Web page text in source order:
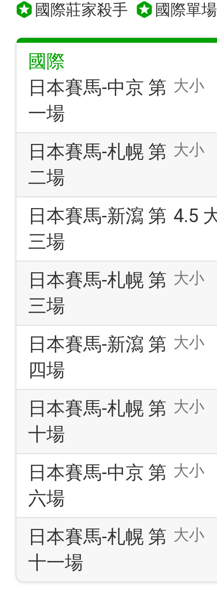
國際莊家殺手 國際單
國際
日本賽馬-中京 第
一場
大小
日本賽馬-札幌 第
二場
大小
日本賽馬-新瀉 第
三場
4.5
日本賽馬-札幌 第
三場
大小
日本賽馬-新瀉 第
四場
大小
日本賽馬-札幌 第
十場
大小
日本賽馬-中京 第
六場
大小
日本賽馬-札幌 第
十一場
大小